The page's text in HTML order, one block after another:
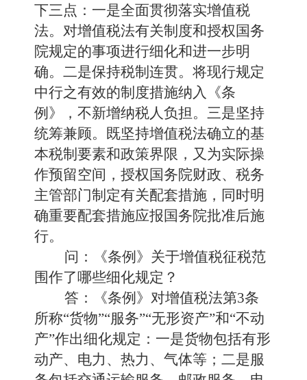
下三点：一是全面贯彻落实增值税
法。对增值税法有关制度和授权国务
院规定的事项进行细化和进一步明
确。二是保持税制连贯。将现行规定
中行之有效的制度措施纳入《条
例》，不新增纳税人负担。三是坚持
统筹兼顾。既坚持增值税法确立的基
本税制要素和政策界限，又为实际操
作预留空间，授权国务院财政、税务
主管部门制定有关配套措施，同时明
确重要配套措施应报国务院批准后施
行。
问：《条例》关于增值税征税范
围作了哪些细化规定？
答：《条例》对增值税法第3条
所称“货物”“服务”“无形资产”和“不动
产”作出细化规定：一是货物包括有形
动产、电力、热力、气体等；二是服